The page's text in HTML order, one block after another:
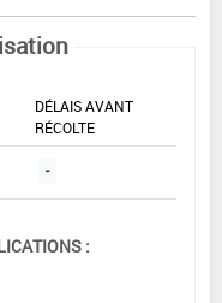
DÉLAIS AVANT
RÉCOLTE
-
: